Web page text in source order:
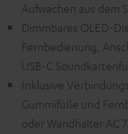
Aufwachen aus dem
Dimmbares OLED-
Fernbedienung,
USB-C
Inklusive
Gummifüße und
oder Wandhalter AC